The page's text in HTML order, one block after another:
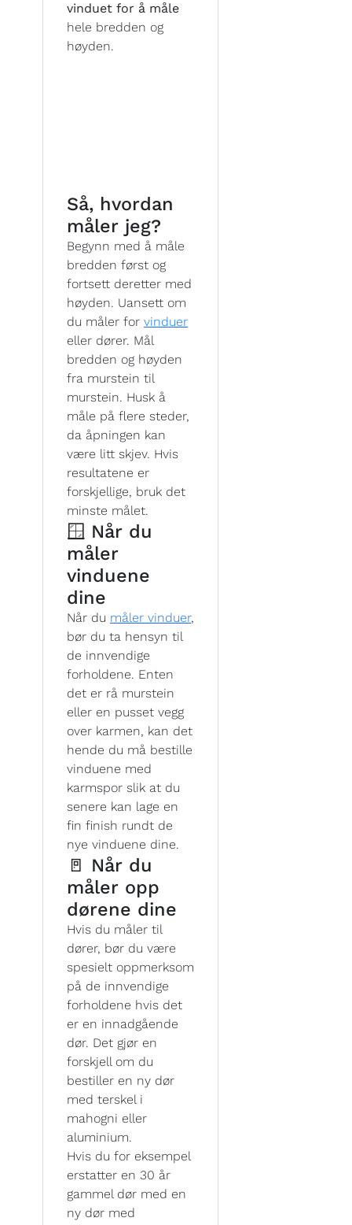
vinduet for å måle
hele bredden og
høyden.
Så, hvordan
måler jeg?
Begynn med å måle
bredden først og
fortsett deretter med
høyden. Uansett om
du måler for vinduer
eller dører. Mål
bredden og høyden
fra murstein til
murstein. Husk å
måle på flere steder,
da åpningen kan
være litt skjev. Hvis
resultatene er
forskjellige, bruk det
minste målet.
🪟 Når du
måler
vinduene
dine
Når du måler vinduer,
bør du ta hensyn til
de innvendige
forholdene. Enten
det er rå murstein
eller en pusset vegg
over karmen, kan det
hende du må bestille
vinduene med
karmspor slik at du
senere kan lage en
fin finish rundt de
nye vinduene dine.
🚪 Når du
måler opp
dørene dine
Hvis du måler til
dører, bør du være
spesielt oppmerksom
på de innvendige
forholdene hvis det
er en innadgående
dør. Det gjør en
forskjell om du
bestiller en ny dør
med terskel i
mahogni eller
aluminium.
Hvis du for eksempel
erstatter en 30 år
gammel dør med en
ny dør med